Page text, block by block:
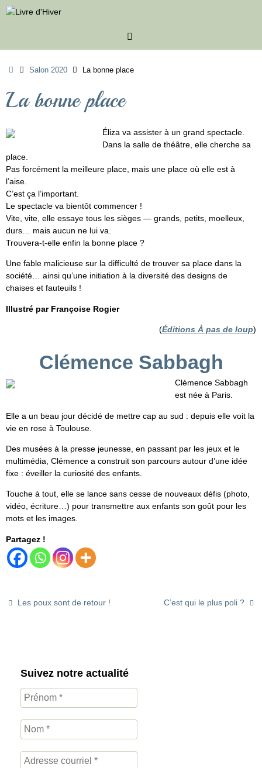
Passer
au
AccueilSalon 2020 La bonne place
La bonne place
Éliza va assister à un grand spectacle.
Dans la salle de théâtre, elle cherche sa
place.
Pas forcément la meilleure place, mais une place où elle est à
l’aise.
C’est ça l’important.
Le spectacle va bientôt commencer !
Vite, vite, elle essaye tous les sièges — grands, petits, moelleux,
durs… mais aucun ne lui va.
Trouvera-t-elle enfin la bonne place ?
Une fable malicieuse sur la difficulté de trouver sa place dans la
société… ainsi qu’une initiation à la diversité des designs de
chaises et fauteuils !
Illustré par Françoise Rogier
(Éditions À pas de loup)
Clémence Sabbagh
Clémence Sabbagh
est née à Paris.
Elle a un beau jour décidé de mettre cap au sud : depuis elle voit la
vie en rose à Toulouse.
Des musées à la presse jeunesse, en passant par les jeux et le
multimédia, Clémence a construit son parcours autour d’une idée
fixe : éveiller la curiosité des enfants.
Touche à tout, elle se lance sans cesse de nouveaux défis (photo,
vidéo, écriture…) pour transmettre aux enfants son goût pour les
mots et les images.
Partagez !
Les poux sont de retour ! C’est qui le plus poli ?
Suivez notre actualité